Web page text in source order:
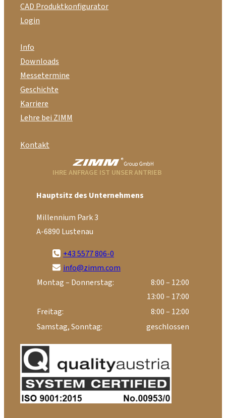
CAD Produktkonfigurator
Login
Info
Downloads
Messetermine
Geschichte
Karriere
Lehre bei ZIMM
Kontakt
IHRE ANFRAGE IST UNSER ANTRIEB
Hauptsitz des Unternehmens
Millennium Park 3
A-6890 Lustenau
+43 5577 806-0
info@zimm.com
Montag – Donnerstag:
8:00 – 12:00
13:00 – 17:00
Freitag:
8:00 – 12:00
Samstag, Sonntag:
geschlossen